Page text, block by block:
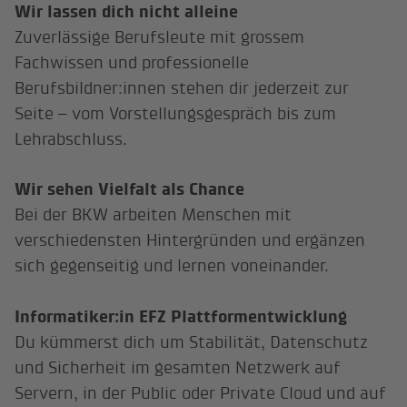
Wir lassen dich nicht alleine
Zuverlässige Berufsleute mit grossem
Fachwissen und professionelle
Berufsbildner:innen stehen dir jederzeit zur
Seite – vom Vorstellungsgespräch bis zum
Lehrabschluss.
Wir sehen Vielfalt als Chance
Bei der BKW arbeiten Menschen mit
verschiedensten Hintergründen und ergänzen
sich gegenseitig und lernen voneinander.
Informatiker:in EFZ Plattformentwicklung
Du kümmerst dich um Stabilität, Datenschutz
und Sicherheit im gesamten Netzwerk auf
Servern, in der Public oder Private Cloud und auf